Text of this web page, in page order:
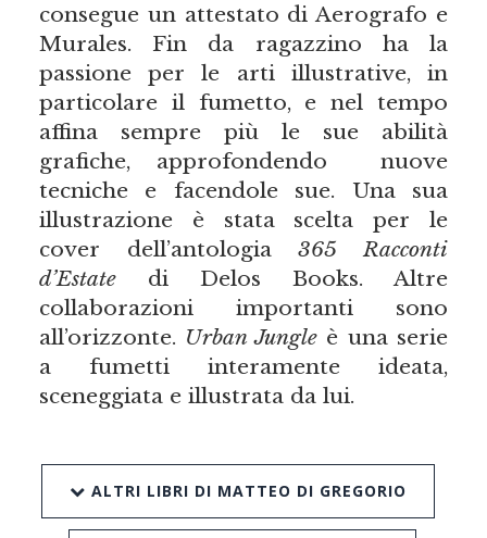
consegue un attestato di Aerografo e
Murales. Fin da ragazzino ha la
passione per le arti illustrative, in
particolare il fumetto, e nel tempo
affina sempre più le sue abilità
grafiche, approfondendo nuove
tecniche e facendole sue. Una sua
illustrazione è stata scelta per le
cover dell’antologia365 Racconti
d’Estatedi Delos Books. Altre
collaborazioni importanti sono
all’orizzonte. Urban Jungleè una serie
a fumetti interamente ideata,
sceneggiata e illustrata da lui.
ALTRI LIBRI DI MATTEO DI GREGORIO